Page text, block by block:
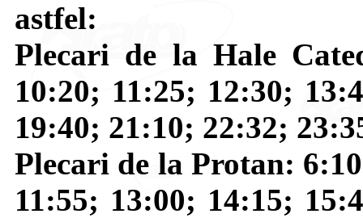
astfel:
Plecari de la Hale
10:20; 11:25; 12:30;
19:40; 21:10; 22:32;
Plecari de la Protan:
11:55; 13:00; 14:15;